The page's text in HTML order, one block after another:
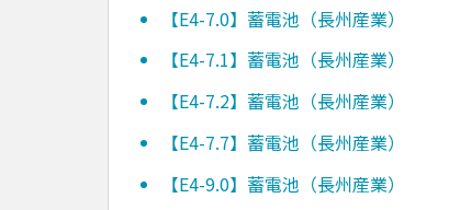
【E4-7.0】蓄電池（長州産業）
【E4-7.1】蓄電池（長州産業）
【E4-7.2】蓄電池（長州産業）
【E4-7.7】蓄電池（長州産業）
【E4-9.0】蓄電池（長州産業）